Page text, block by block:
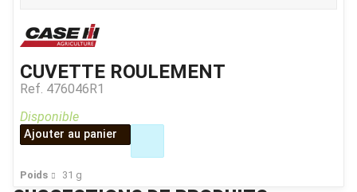
CUVETTE ROULEMENT
Ref. 476046R1
Poids 31 g
Disponible
Ajouter au panier